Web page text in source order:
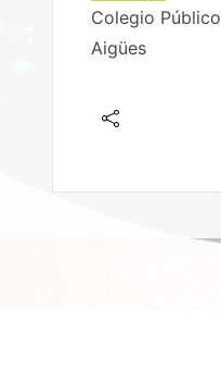
Colegio Público
Aigües